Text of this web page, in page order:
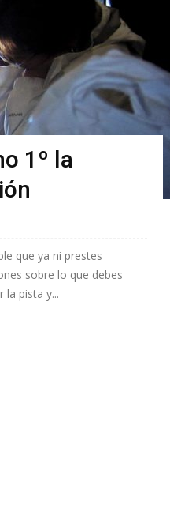
1º la
que ya ni prestes
sobre lo que debes
la pista y...